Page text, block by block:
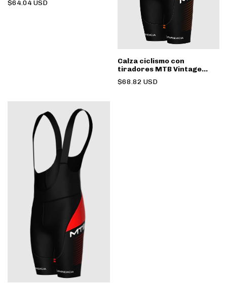
$64.04 USD
Calza ciclismo con
tiradores MTB Vintage
Naranja
$68.82 USD